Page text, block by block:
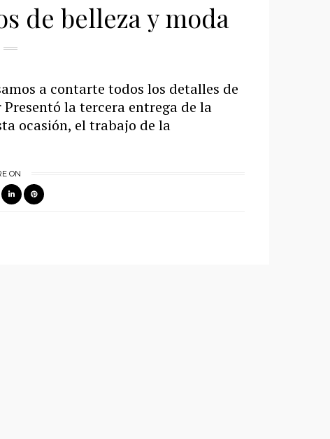
de belleza y moda
a contarte todos los detalles de
la tercera entrega de la
ocasión, el trabajo de la
ON